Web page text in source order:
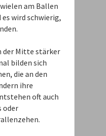
am Ballen
es wird schwierig,
der Mitte stärker
bilden sich
die an den
ihre
oft auch
oder